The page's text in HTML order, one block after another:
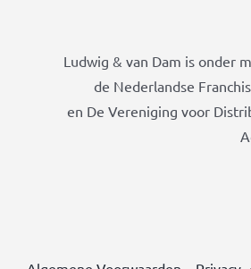
Ludwig & van Dam is onder
de Nederlandse
en De Vereniging voor